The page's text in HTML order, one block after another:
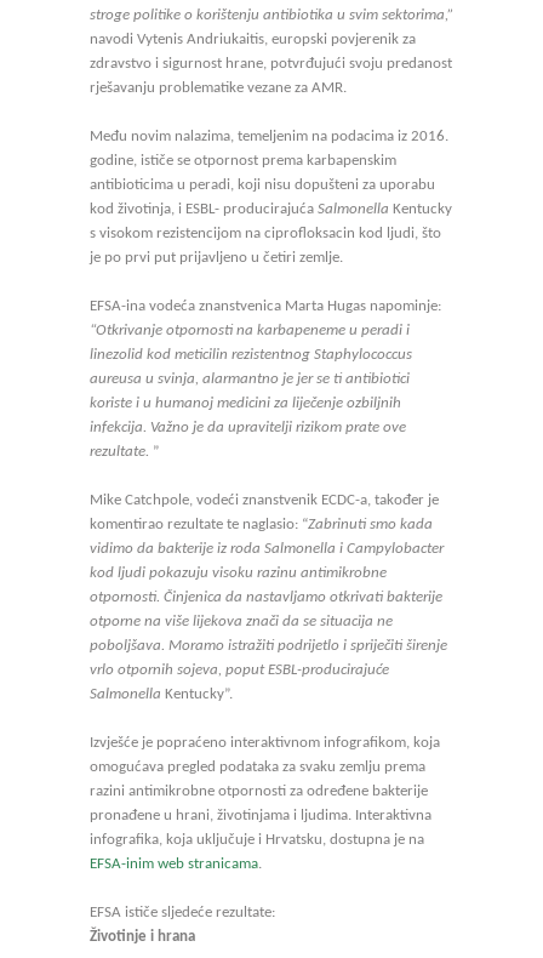
stroge politike o korištenju antibiotika u svim sektorima,”
navodi Vytenis Andriukaitis, europski povjerenik za
zdravstvo i sigurnost hrane, potvrđujući svoju predanost
rješavanju problematike vezane za AMR.
Među novim nalazima, temeljenim na podacima iz 2016.
godine, ističe se otpornost prema karbapenskim
antibioticima u peradi, koji nisu dopušteni za uporabu
kod životinja, i ESBL- producirajuća Salmonella Kentucky
s visokom rezistencijom na ciprofloksacin kod ljudi, što
je po prvi put prijavljeno u četiri zemlje.
EFSA-ina vodeća znanstvenica Marta Hugas napominje:
“Otkrivanje otpornosti na karbapeneme u peradi i
linezolid kod meticilin rezistentnog Staphylococcus
aureusa u svinja, alarmantno je jer se ti antibiotici
koriste i u humanoj medicini za liječenje ozbiljnih
infekcija. Važno je da upravitelji rizikom prate ove
rezultate. ”
Mike Catchpole, vodeći znanstvenik ECDC-a, također je
komentirao rezultate te naglasio: “Zabrinuti smo kada
vidimo da bakterije iz roda Salmonella i Campylobacter
kod ljudi pokazuju visoku razinu antimikrobne
otpornosti. Činjenica da nastavljamo otkrivati bakterije
otporne na više lijekova znači da se situacija ne
poboljšava. Moramo istražiti podrijetlo i spriječiti širenje
vrlo otpornih sojeva, poput ESBL-producirajuće
Salmonella Kentucky”.
Izvješće je popraćeno interaktivnom infografikom, koja
omogućava pregled podataka za svaku zemlju prema
razini antimikrobne otpornosti za određene bakterije
pronađene u hrani, životinjama i ljudima. Interaktivna
infografika, koja uključuje i Hrvatsku, dostupna je na
EFSA-inim web stranicama.
EFSA ističe sljedeće rezultate:
Životinje i hrana